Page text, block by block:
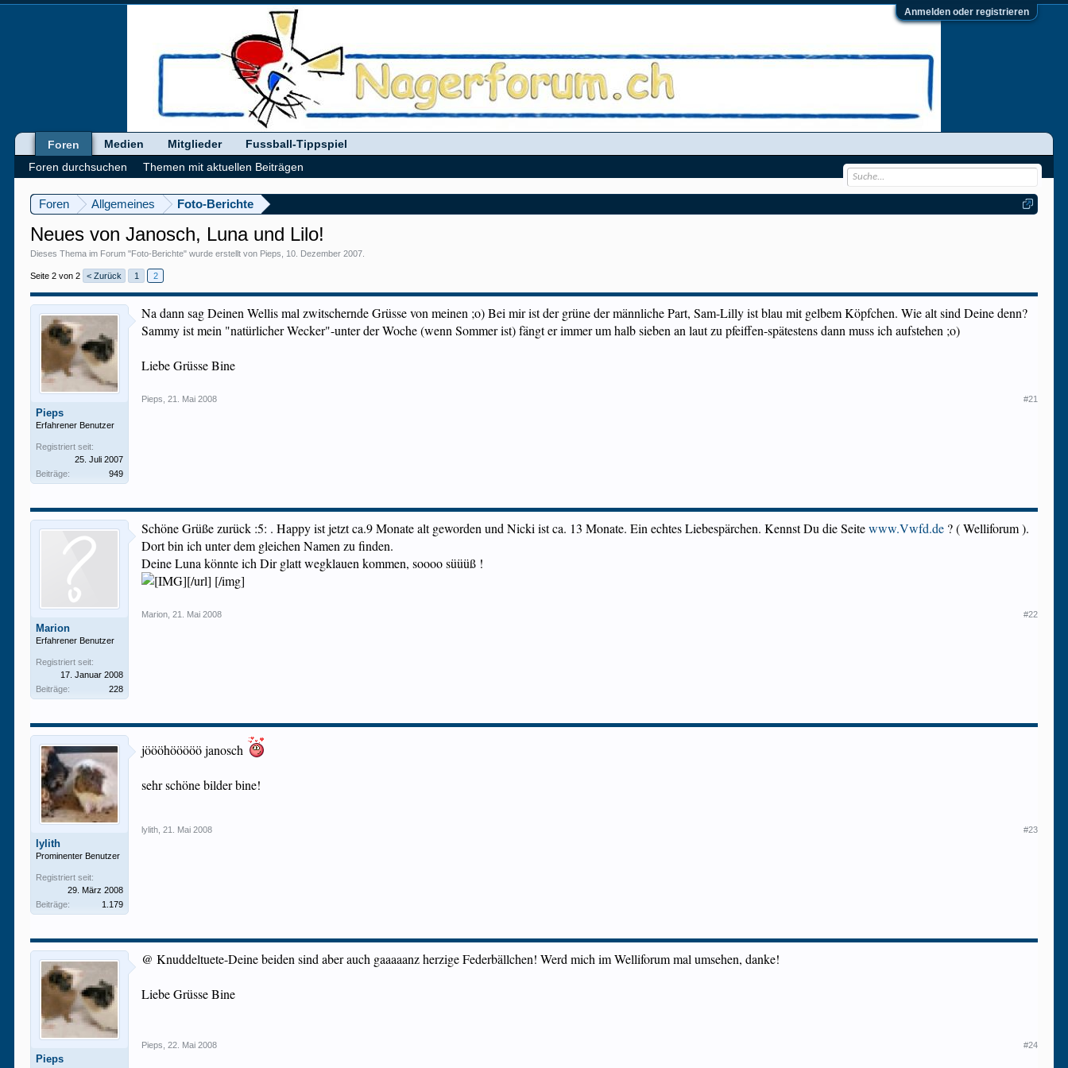
Anmelden oder registrieren
Foren Allgemeines Foto-Berichte
Neues von Janosch, Luna und Lilo!
Dieses Thema im Forum "Foto-Berichte" wurde erstellt von Pieps 10. Dezember 2007
Seite 2 von 2 < Zurück 1 2
Pieps
Erfahrener Benutzer
Registriert seit:
25. Juli 2007
Beiträge:
949
Na dann sag Deinen Wellis mal zwitschernde Grüsse von meinen ;o) Bei mir ist der grüne der männliche Part, Sam-Lilly ist blau mit gelbem Köpfchen. Wie alt sind Deine denn?
Sammy ist mein "natürlicher Wecker"-unter der Woche (wenn Sommer ist) fängt er immer um halb sieben an laut zu pfeiffen-spätestens dann muss ich aufstehen ;o)
Liebe Grüsse Bine
Pieps 21. Mai 2008 #21
Marion
Erfahrener Benutzer
Registriert seit:
17. Januar 2008
Beiträge:
228
Schöne Grüße zurück :5: . Happy ist jetzt ca.9 Monate alt geworden und Nicki ist ca. 13 Monate. Ein echtes Liebespärchen. Kennst Du die Seitewww.Vwfd.de ? ( Welliforum ).
Dort bin ich unter dem gleichen Namen zu finden.
Deine Luna könnte ich Dir glatt wegklauen kommen, soooo süüüß !
[/url] [/img]
Marion 21. Mai 2008 #22
lylith
Prominenter Benutzer
Registriert seit:
29. März 2008
Beiträge:
1.179
jöööhööööö janosch
sehr schöne bilder bine!
lylith 21. Mai 2008 #23
Pieps
@ Knuddeltuete-Deine beiden sind aber auch gaaaaanz herzige Federbällchen! Werd mich im Welliforum mal umsehen, danke!
Liebe Grüsse Bine
Pieps 22. Mai 2008 #24
Foren
Foren durchsuchen
Themen mit aktuellen Beiträgen
Medien Mitglieder Fussball-Tippspiel